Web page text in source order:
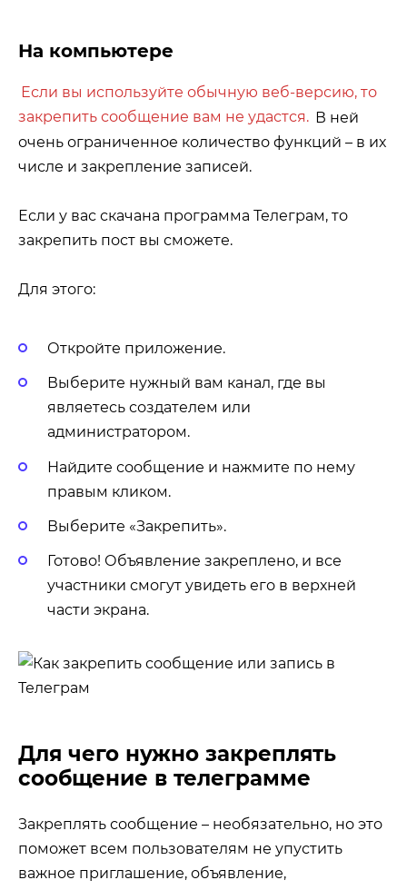
На компьютере
Если вы используйте обычную веб-версию, то
закрепить сообщение вам не удастся. В ней
очень ограниченное количество функций – в их
числе и закрепление записей.
Если у вас скачана программа Телеграм, то
закрепить пост вы сможете.
Для этого:
Откройте приложение.
Выберите нужный вам канал, где вы
являетесь создателем или
администратором.
Найдите сообщение и нажмите по нему
правым кликом.
Выберите «Закрепить».
Готово! Объявление закреплено, и все
участники смогут увидеть его в верхней
части экрана.
Для чего нужно закреплять
сообщение в телеграмме
Закреплять сообщение – необязательно, но это
поможет всем пользователям не упустить
важное приглашение, объявление,